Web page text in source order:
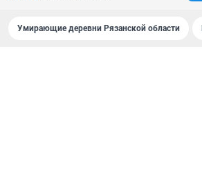
Умирающие деревни Рязанской области